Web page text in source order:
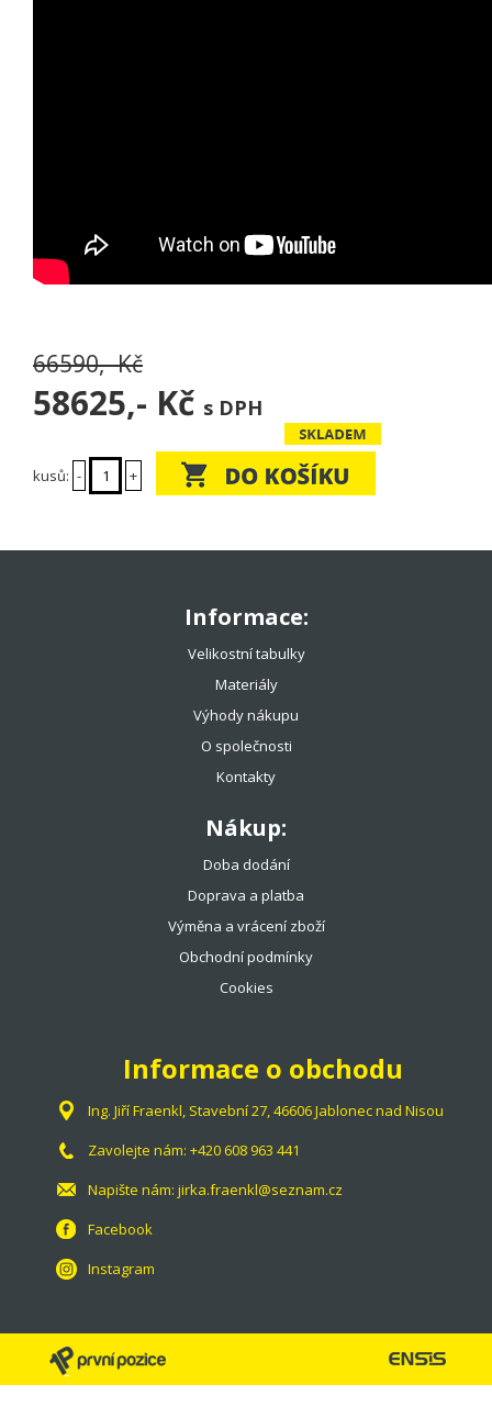
66590,- Kč
58625,- Kč s DPH
kusů: - +
Informace:
Velikostní tabulky
Materiály
Výhody nákupu
O společnosti
Kontakty
Nákup:
Doba dodání
Doprava a platba
Výměna a vrácení zboží
Obchodní podmínky
Cookies
Informace o obchodu
Ing. Jiří Fraenkl, Stavební 27, 46606 Jablonec nad Nisou
Zavolejte nám: +420 608 963 441
Napište nám: jirka.fraenkl@seznam.cz
Facebook
Instagram